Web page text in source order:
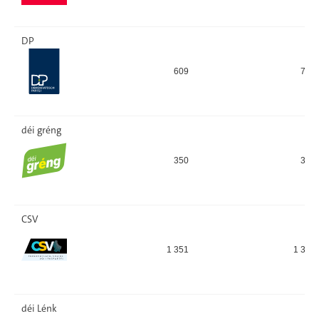
DP
609 752
déi gréng
350 322
CSV
1 351 1 347
déi Lénk